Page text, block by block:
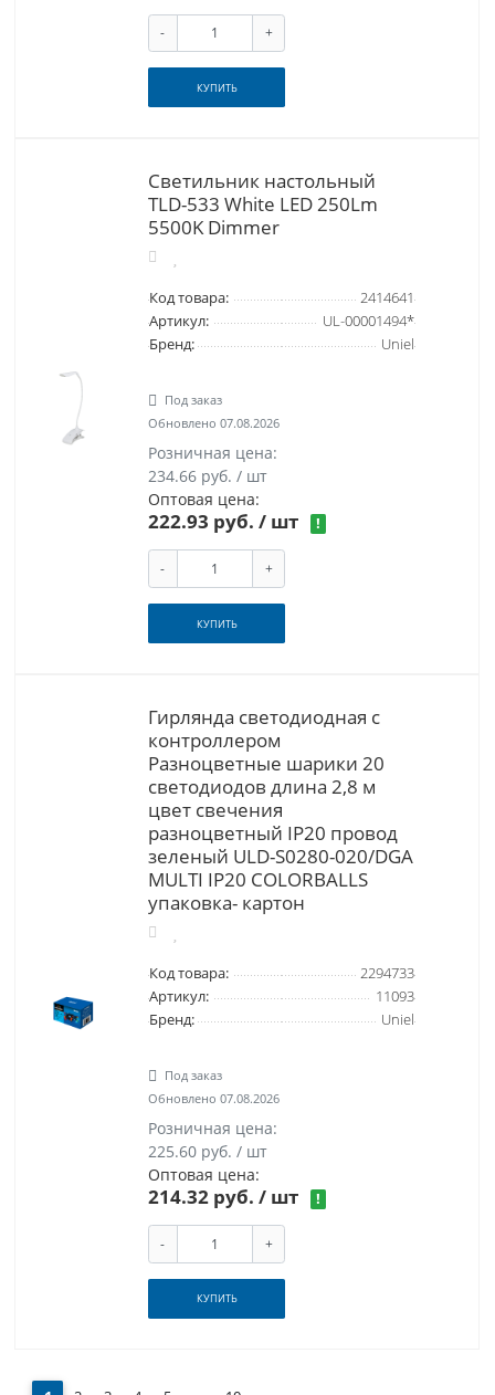
- +
КУПИТЬ
Светильник настольный
TLD-533 White LED 250Lm
5500K Dimmer
Код товара:
2414641
Артикул:
UL-00001494*
Бренд:
Uniel
Под заказ
Обновлено 07.08.2026
Розничная цена:
234.66 руб. / шт
Оптовая цена:
222.93 руб. / шт !
- +
КУПИТЬ
Гирлянда светодиодная с
контроллером
Разноцветные шарики 20
светодиодов длина 2,8 м
цвет свечения
разноцветный IP20 провод
зеленый ULD-S0280-020/DGA
MULTI IP20 COLORBALLS
упаковка- картон
Код товара:
2294733
Артикул:
11093
Бренд:
Uniel
Под заказ
Обновлено 07.08.2026
Розничная цена:
225.60 руб. / шт
Оптовая цена:
214.32 руб. / шт !
- +
КУПИТЬ